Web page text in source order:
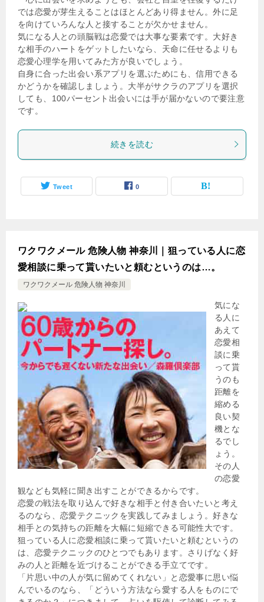
では恋愛が芽生えることはほとんどあり得ません。外に足
を向けていろんな人と接することが欠かせません。
気になる人との頭脳戦は恋愛では大事な要素です。大好き
な相手のハートをゲットしたいなら、天命に任せるよりも
恋愛心理学を用いてみた方が良いでしょう。
自身に合った出会い系アプリを選ぶためにも、信用できる
かどうかを確認しましょう。大半がサクラのアプリを選択
しても、100パーセント出会いには手が届かないので要注意
です。
続きを読む
Tweet 0
ワクワクメール 危険人物 神奈川｜狙っている人に恋
愛相談に乗って貰いたいと頼むというのは…。
ワクワクメール 危険人物 神奈川
気にな
る人に
あえて
恋愛相
談に乗
って貰
うのも
距離を
縮める
良い契
機とな
るでし
ょう。
その人
の恋愛
観なども気軽に聞き出すことができるからです。
恋愛の戦法を取り込んで好きな相手と付き合いたいと考え
るのなら、恋愛テクニックを実践してみましょう。好きな
相手との気持ちの距離を大幅に短縮できる可能性大です。
狙っている人に恋愛相談に乗って貰いたいと頼むというの
は、恋愛テクニックのひとつでもあります。さりげなく好
みの人と距離を近づけることができる手立てです。
「片思い中の人が気に留めてくれない」と恋愛事に思い悩
んでいるのなら、「どういう方法なら愛する人をものにで